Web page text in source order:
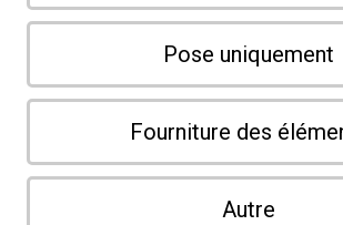
Pose uniquement
Fourniture des
Autre